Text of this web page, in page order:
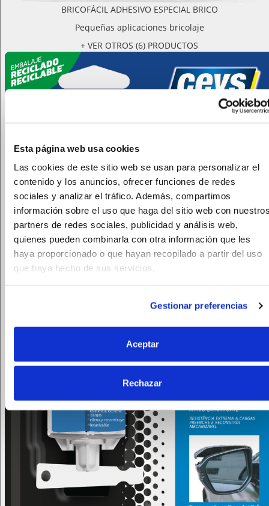
Esta página web usa cookies
Las cookies de este sitio web se usan para personalizar el
contenido y los anuncios, ofrecer funciones de redes
sociales y analizar el tráfico. Además, compartimos
información sobre el uso que haga del sitio web con
partners de redes sociales, publicidad y análisis web,
quienes pueden combinarla con otra información que les
haya proporcionado o que hayan recopilado a partir del uso
que haya hecho de sus servicios.
Gestionar preferencias
Aceptar
Rechazar
BRICOFÁCIL ADHESIVO ESPECIAL BRICO
Pequeñas aplicaciones bricolaje
+ VER OTROS (6) PRODUCTOS